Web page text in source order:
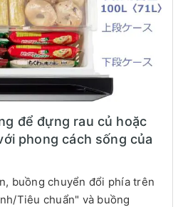
để đựng rau củ hoặc
phong cách sống của
buồng chuyển đổi phía trên
Tiêu chuẩn" và buồng